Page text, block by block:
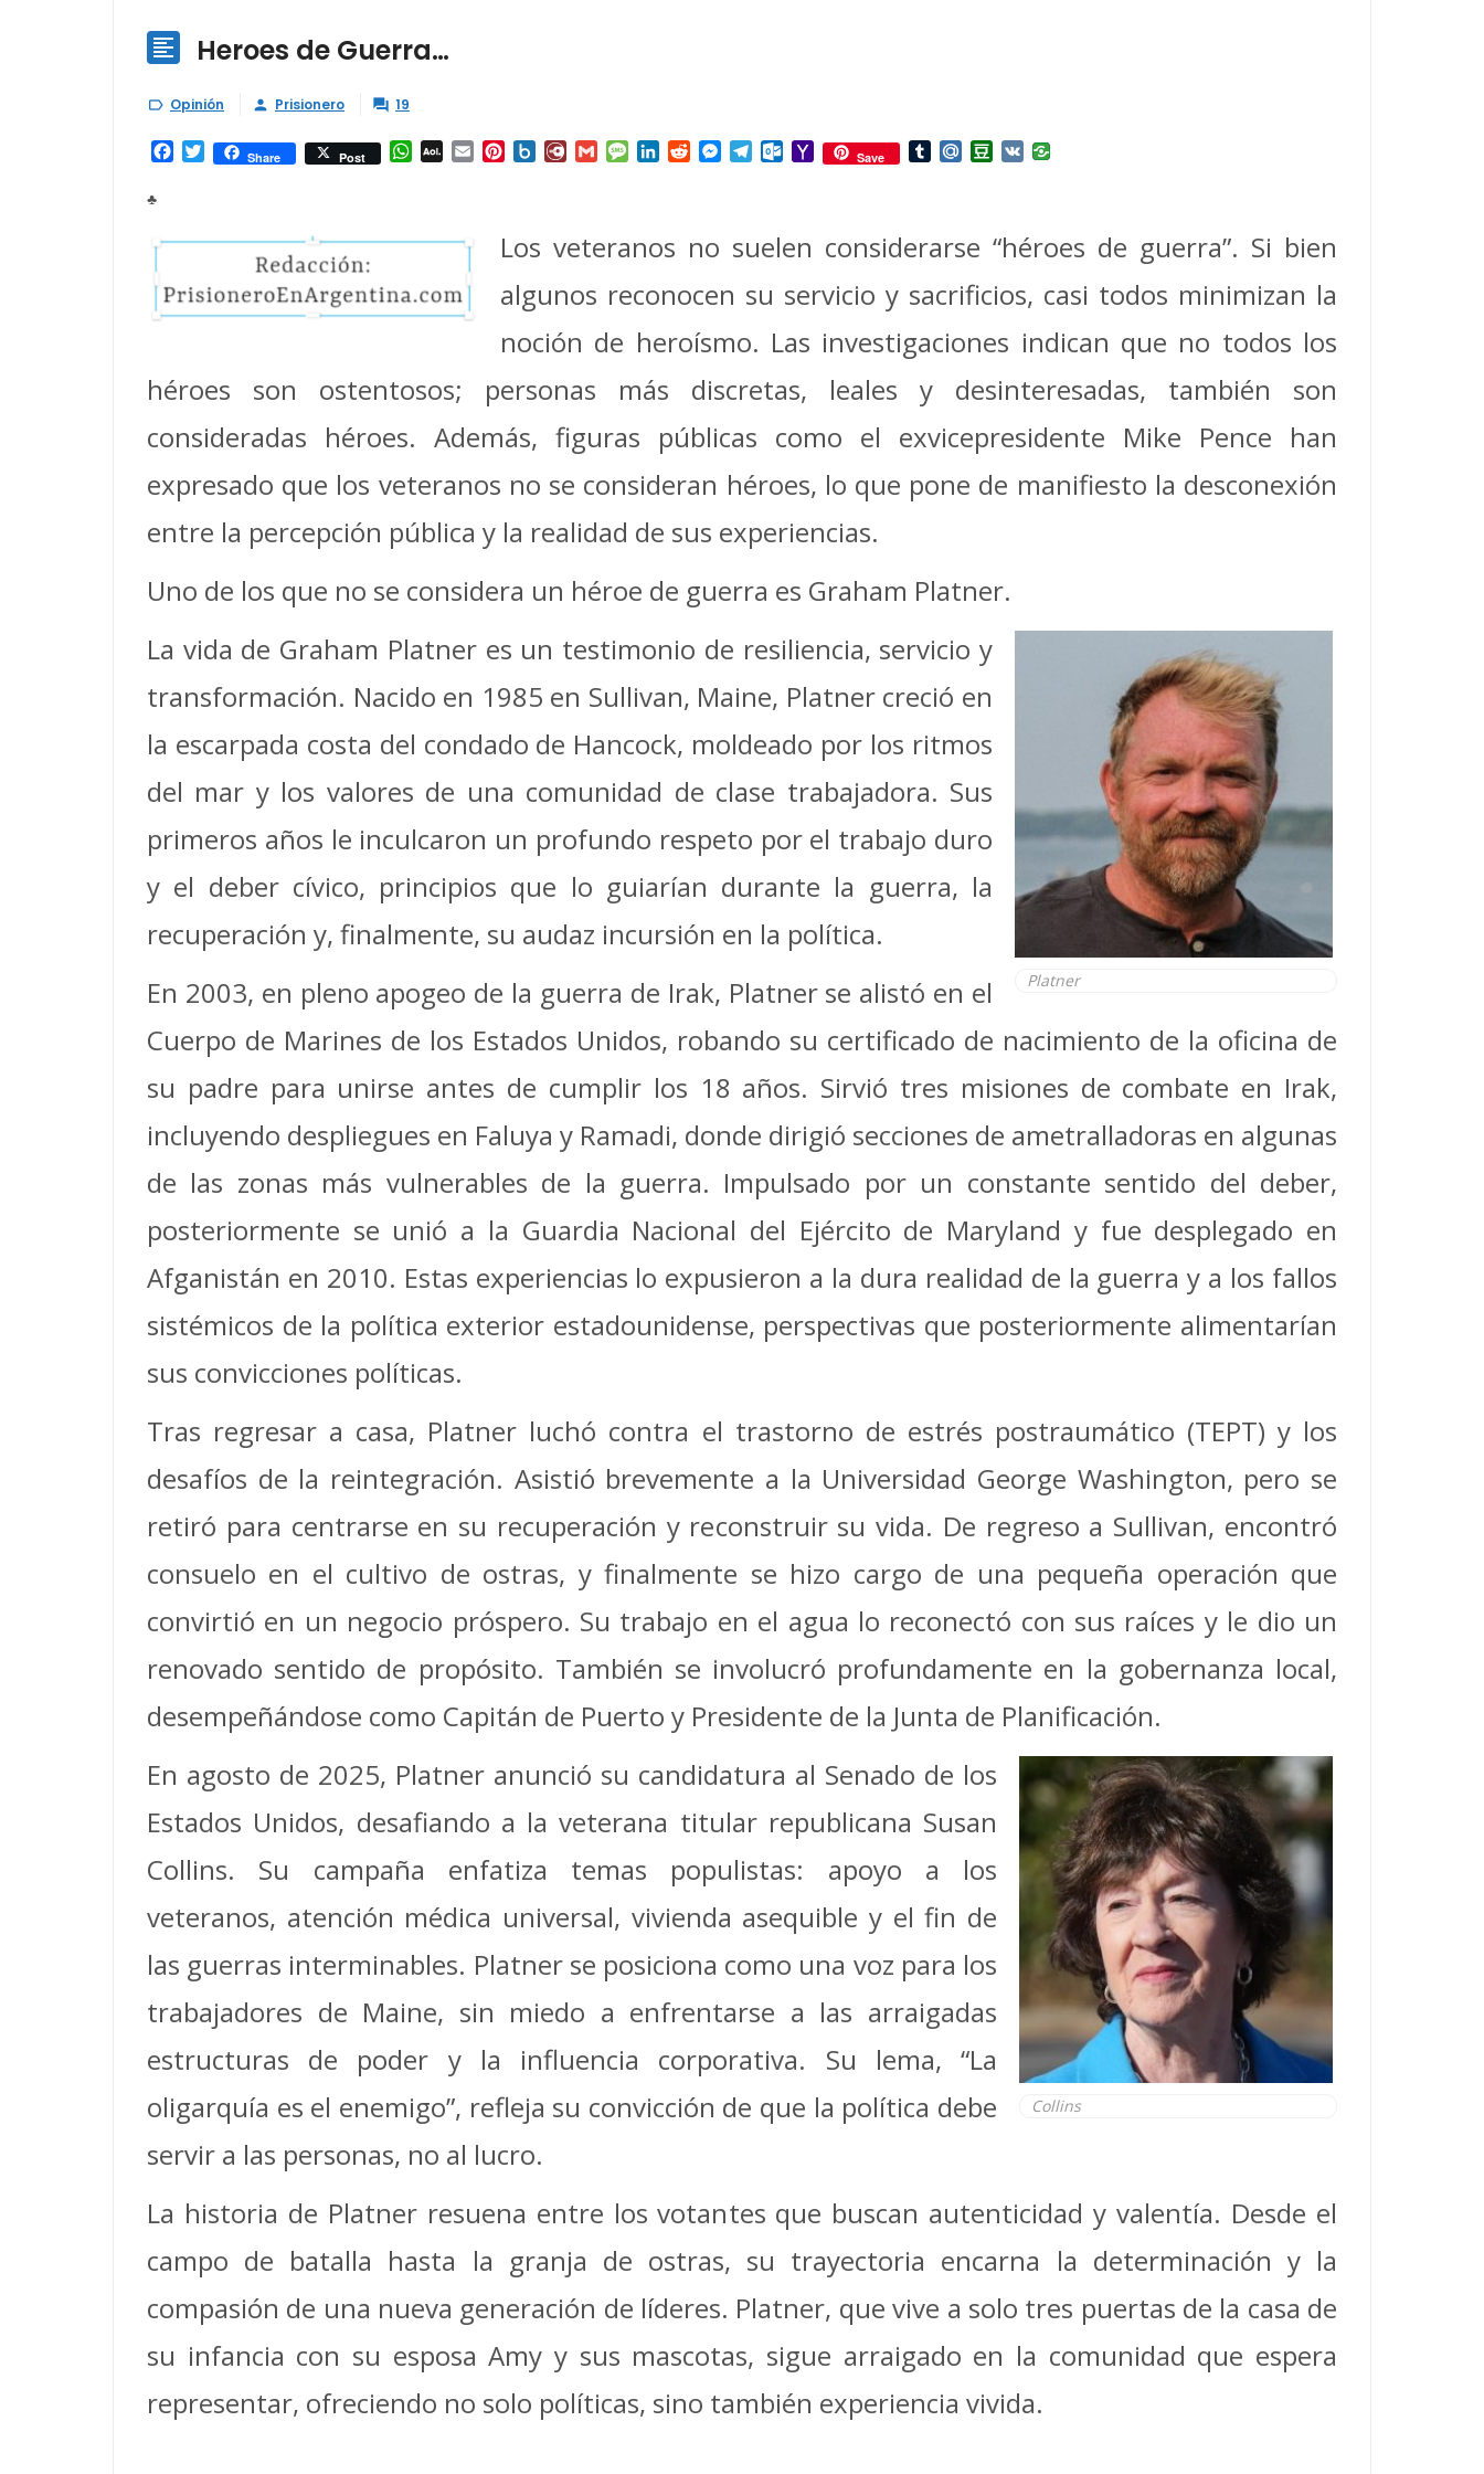
 Heroes de Guerra…
 Opinión  Prisionero  19
Facebook
TwitterShare Post WhatsApp
AOL Email Pinterest
Box.netDiary.RuGmailMessage
LinkedInRedditMessenger
TelegramOutlook.com
YahooSave TumblrMail.RuDouban
VK
♣
Los veteranos no suelen considerarse “héroes de guerra”. Si bien
algunos reconocen su servicio y sacrificios, casi todos minimizan la
noción de heroísmo. Las investigaciones indican que no todos los
héroes son ostentosos; personas más discretas, leales y desinteresadas, también son
consideradas héroes. Además, figuras públicas como el exvicepresidente Mike Pence han
expresado que los veteranos no se consideran héroes, lo que pone de manifiesto la desconexión
entre la percepción pública y la realidad de sus experiencias.
Uno de los que no se considera un héroe de guerra es Graham Platner.
Platner
La vida de Graham Platner es un testimonio de resiliencia, servicio y
transformación. Nacido en 1985 en Sullivan, Maine, Platner creció en
la escarpada costa del condado de Hancock, moldeado por los ritmos
del mar y los valores de una comunidad de clase trabajadora. Sus
primeros años le inculcaron un profundo respeto por el trabajo duro
y el deber cívico, principios que lo guiarían durante la guerra, la
recuperación y, finalmente, su audaz incursión en la política.
En 2003, en pleno apogeo de la guerra de Irak, Platner se alistó en el
Cuerpo de Marines de los Estados Unidos, robando su certificado de nacimiento de la oficina de
su padre para unirse antes de cumplir los 18 años. Sirvió tres misiones de combate en Irak,
incluyendo despliegues en Faluya y Ramadi, donde dirigió secciones de ametralladoras en algunas
de las zonas más vulnerables de la guerra. Impulsado por un constante sentido del deber,
posteriormente se unió a la Guardia Nacional del Ejército de Maryland y fue desplegado en
Afganistán en 2010. Estas experiencias lo expusieron a la dura realidad de la guerra y a los fallos
sistémicos de la política exterior estadounidense, perspectivas que posteriormente alimentarían
sus convicciones políticas.
Tras regresar a casa, Platner luchó contra el trastorno de estrés postraumático (TEPT) y los
desafíos de la reintegración. Asistió brevemente a la Universidad George Washington, pero se
retiró para centrarse en su recuperación y reconstruir su vida. De regreso a Sullivan, encontró
consuelo en el cultivo de ostras, y finalmente se hizo cargo de una pequeña operación que
convirtió en un negocio próspero. Su trabajo en el agua lo reconectó con sus raíces y le dio un
renovado sentido de propósito. También se involucró profundamente en la gobernanza local,
desempeñándose como Capitán de Puerto y Presidente de la Junta de Planificación.
Collins
En agosto de 2025, Platner anunció su candidatura al Senado de los
Estados Unidos, desafiando a la veterana titular republicana Susan
Collins. Su campaña enfatiza temas populistas: apoyo a los
veteranos, atención médica universal, vivienda asequible y el fin de
las guerras interminables. Platner se posiciona como una voz para los
trabajadores de Maine, sin miedo a enfrentarse a las arraigadas
estructuras de poder y la influencia corporativa. Su lema, “La
oligarquía es el enemigo”, refleja su convicción de que la política debe
servir a las personas, no al lucro.
La historia de Platner resuena entre los votantes que buscan autenticidad y valentía. Desde el
campo de batalla hasta la granja de ostras, su trayectoria encarna la determinación y la
compasión de una nueva generación de líderes. Platner, que vive a solo tres puertas de la casa de
su infancia con su esposa Amy y sus mascotas, sigue arraigado en la comunidad que espera
representar, ofreciendo no solo políticas, sino también experiencia vivida.